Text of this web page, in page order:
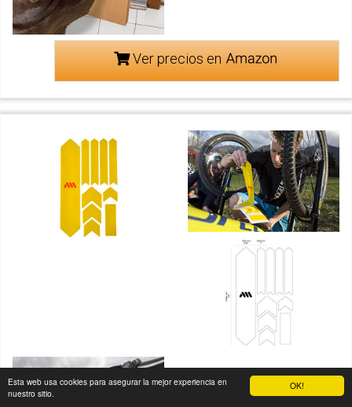
OK!
Esta web usa cookies para asegurar la mejor experiencia en
nuestro sitio.
Ver precios en